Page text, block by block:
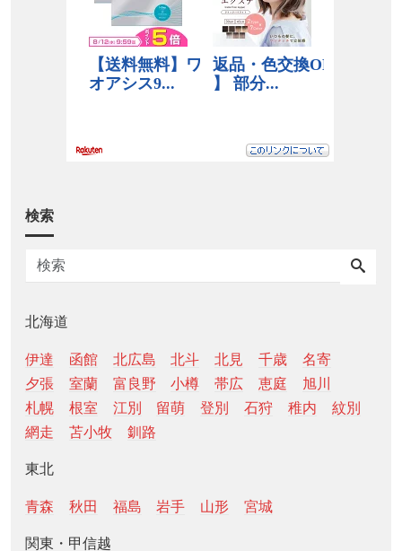
検索
北海道
伊達 函館 北広島 北斗 北見 千歳
名寄
夕張
室蘭 富良野 小樽 帯広 恵庭
旭川
札幌
根室 江別 留萌 登別 石狩 稚内
紋別
網走
苫小牧 釧路
東北
青森 秋田 福島 岩手 山形 宮城
関東・甲信越